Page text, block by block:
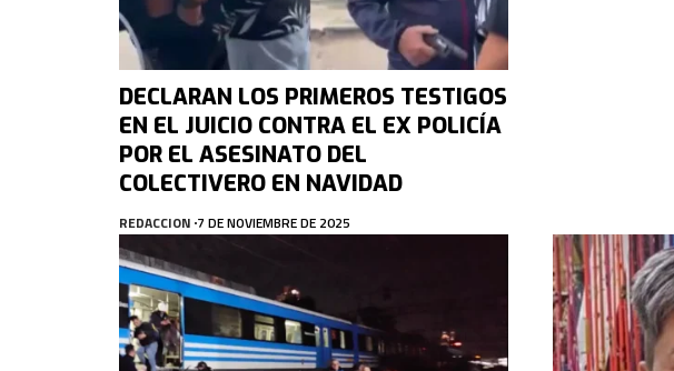
DECLARAN LOS PRIMEROS TESTIGOS
EN EL JUICIO CONTRA EL EX POLICÍA
POR EL ASESINATO DEL
COLECTIVERO EN NAVIDAD
REDACCION 7 DE NOVIEMBRE DE 2025